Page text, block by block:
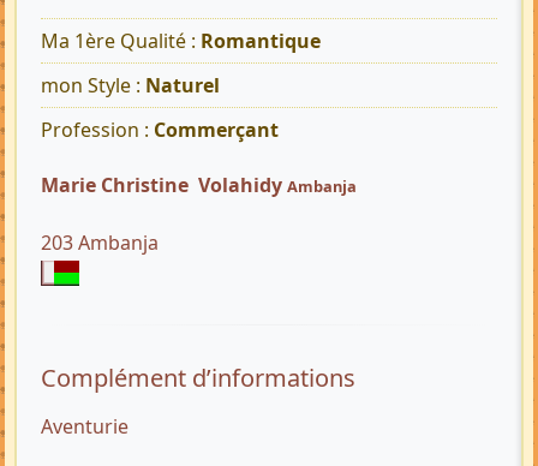
Ma 1ère Qualité : Romantique
mon Style : Naturel
Profession : Commerçant
Marie Christine Volahidy Ambanja
203 Ambanja
Complément d’informations
Aventurie